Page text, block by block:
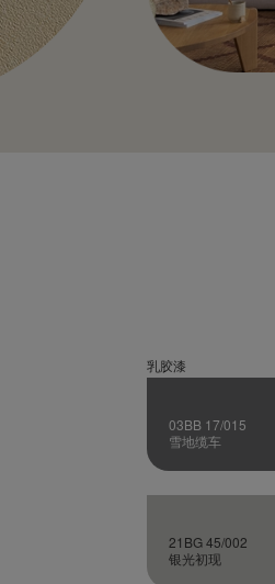
乳胶漆
03BB 17/015
雪地缆车
21BG 45/002
银光初现